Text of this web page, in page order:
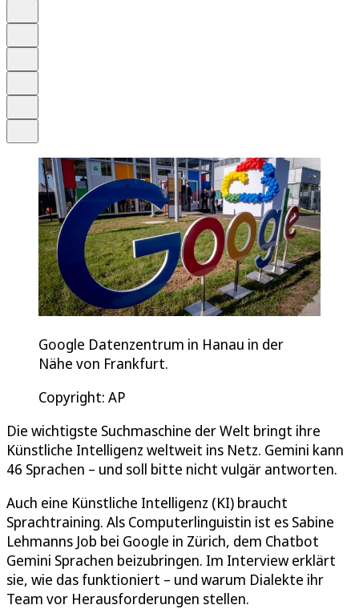
Google Datenzentrum in Hanau in der
Nähe von Frankfurt.
Copyright: AP
Die wichtigste Suchmaschine der Welt bringt ihre
Künstliche Intelligenz weltweit ins Netz. Gemini kann
46 Sprachen – und soll bitte nicht vulgär antworten.
Auch eine Künstliche Intelligenz (KI) braucht
Sprachtraining. Als Computerlinguistin ist es Sabine
Lehmanns Job bei Google in Zürich, dem Chatbot
Gemini Sprachen beizubringen. Im Interview erklärt
sie, wie das funktioniert – und warum Dialekte ihr
Team vor Herausforderungen stellen.